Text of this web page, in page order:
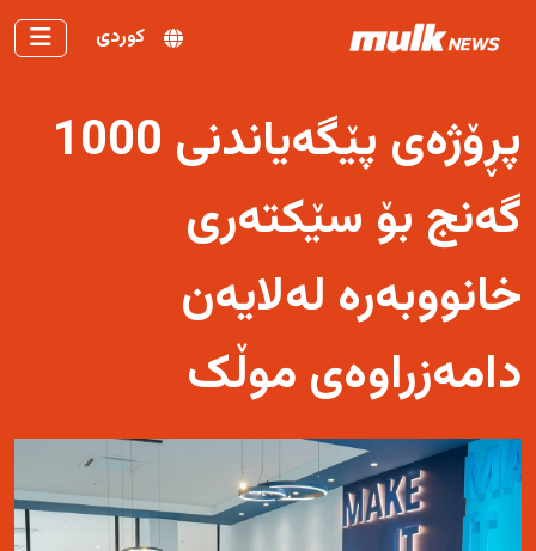
کوردی
پڕۆژەی پێگەیاندنی 1000
گەنج بۆ سێکتەری
خانووبەرە لەلایەن
دامەزراوەی موڵک